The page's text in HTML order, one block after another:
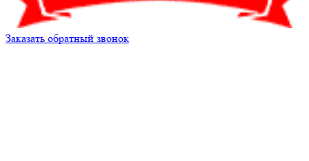
Заказать обратный звонок